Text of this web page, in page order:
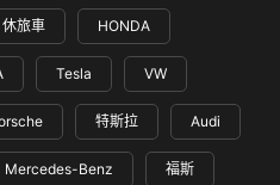
休旅車 HONDA
Tesla VW
特斯拉 Audi
Mercedes-Benz 福斯